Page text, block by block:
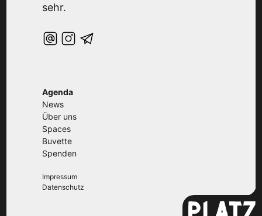
sehr.
Agenda
News
Über uns
Spaces
Buvette
Spenden
Impressum
Datenschutz